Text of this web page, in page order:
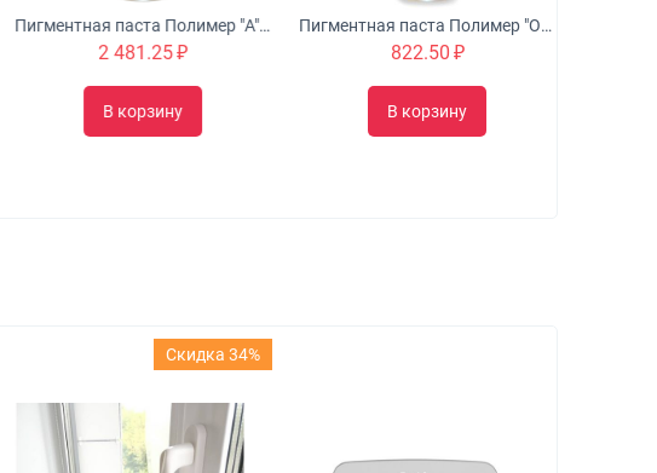
Пигментная паста Полимер "A" (1л) - PA.K.410 белый (цвета в ассортименте)
2 481.25₽
В корзину
Пигментная паста Полимер "O" (1л) - PO.B.605.2 черный (цвета в ассортименте)
822.50₽
В корзину
Скидка 34%